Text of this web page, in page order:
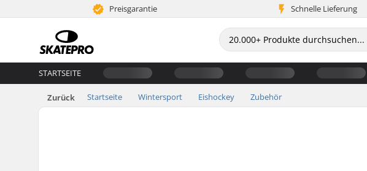
Preisgarantie Schnelle Lieferung
STARTSEITE
Zurück Startseite Wintersport Eishockey Zubehör